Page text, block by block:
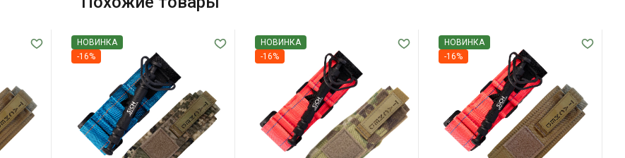
НОВИНКА
-16%
НОВИНКА
-16%
НОВИНКА
-16%